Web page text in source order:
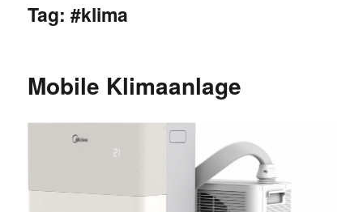
Tag:#klima
Mobile Klimaanlage